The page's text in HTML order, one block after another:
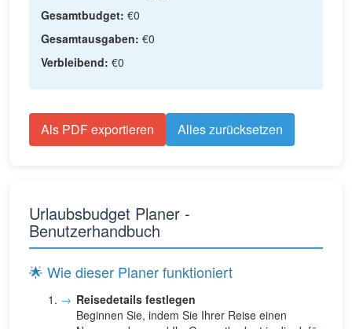
Gesamtbudget: €0
Gesamtausgaben: €0
Verbleibend: €0
Als PDF exportieren Alles zurücksetzen
Urlaubsbudget Planer -
Benutzerhandbuch
🌟 Wie dieser Planer funktioniert
Reisedetails festlegen
Beginnen Sie, indem Sie Ihrer Reise einen